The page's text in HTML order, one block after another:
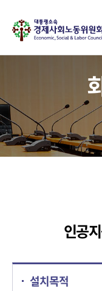
인공
설치목적